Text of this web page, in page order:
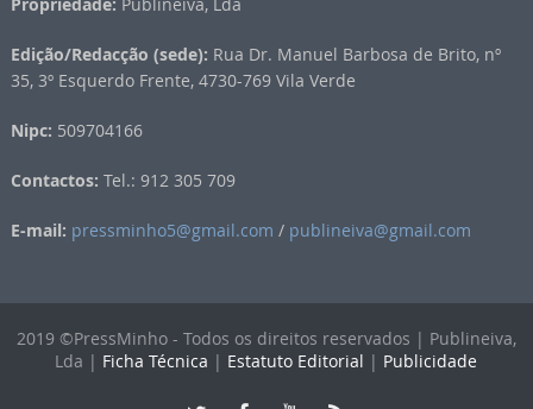
Edição/Redacção (sede): Rua Dr. Manuel Barbosa de Brito, nº
35, 3º Esquerdo Frente, 4730-769 Vila Verde
Nipc: 509704166
Contactos: Tel.: 912 305 709
E-mail: pressminho5@gmail.com / publineiva@gmail.com
2019 ©PressMinho - Todos os direitos reservados | Publineiva,
Lda | Ficha Técnica | Estatuto Editorial | Publicidade